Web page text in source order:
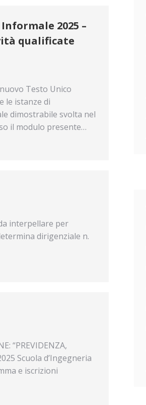
2025 –
qualificate
Testo Unico
le istanze di
dimostrabile svolta nel
il modulo presente…
interpellare per
dirigenziale n.
“PREVIDENZA,
Scuola d’Ingegneria
e iscrizioni